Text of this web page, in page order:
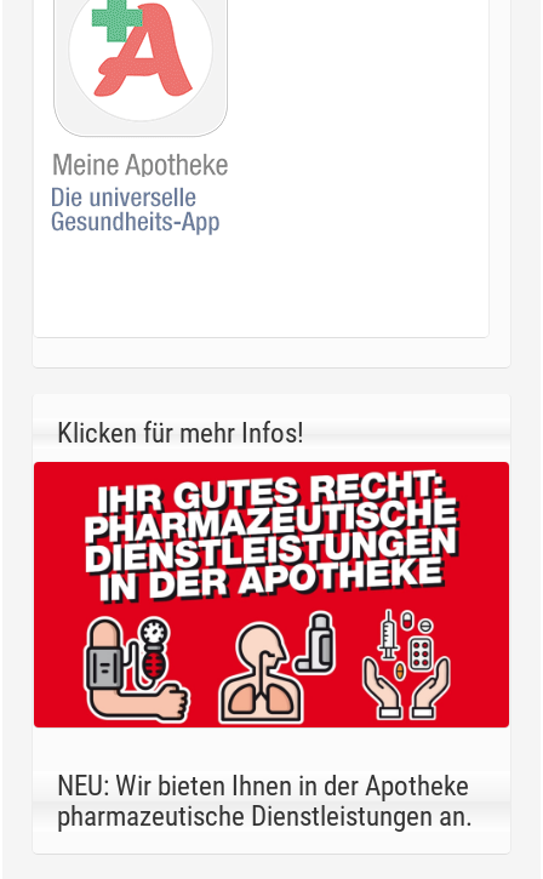
Klicken für mehr Infos!
NEU: Wir bieten Ihnen in der Apotheke
pharmazeutische Dienstleistungen an.